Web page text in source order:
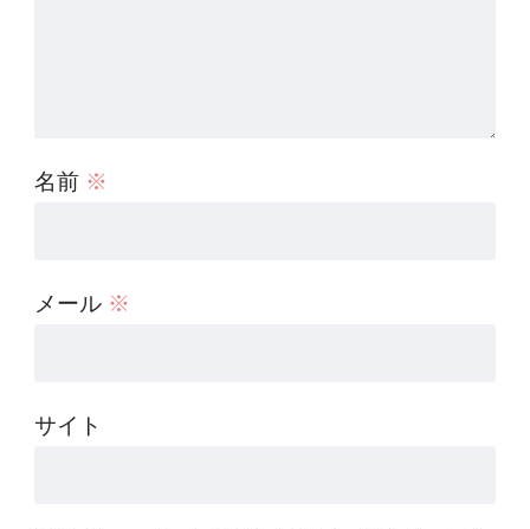
名前 ※
メール ※
サイト